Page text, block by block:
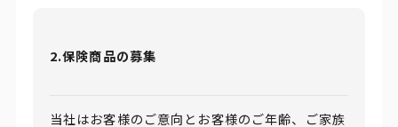
2.保険商品の募集
当社はお客様のご意向とお客様のご年齢、ご家族